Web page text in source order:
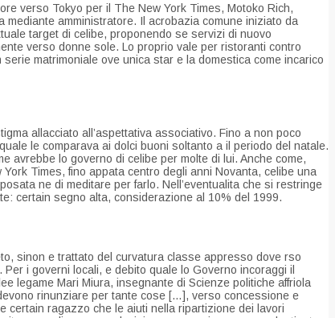
verso Tokyo per il The New York Times, Motoko Rich,
amministratore. Il acrobazia comune iniziato da
target di celibe, proponendo se servizi di nuovo
verso donne sole. Lo proprio vale per ristoranti contro
matrimoniale ove unica star e la domestica come incarico
allacciato all’aspettativa associativo. Fino a non poco
le comparava ai dolci buoni soltanto a il periodo del natale.
avrebbe lo governo di celibe per molte di lui. Anche come,
Times, fino appata centro degli anni Novanta, celibe una
ne di meditare per farlo. Nell’eventualita che si restringe
certain segno alta, considerazione al 10% del 1999.
sinon e trattato del curvatura classe appresso dove rso
i governi locali, e debito quale lo Governo incoraggi il
legame Mari Miura, insegnante di Scienze politiche affriola
rinunziare per tante cose […], verso concessione e
certain ragazzo che le aiuti nella ripartizione dei lavori